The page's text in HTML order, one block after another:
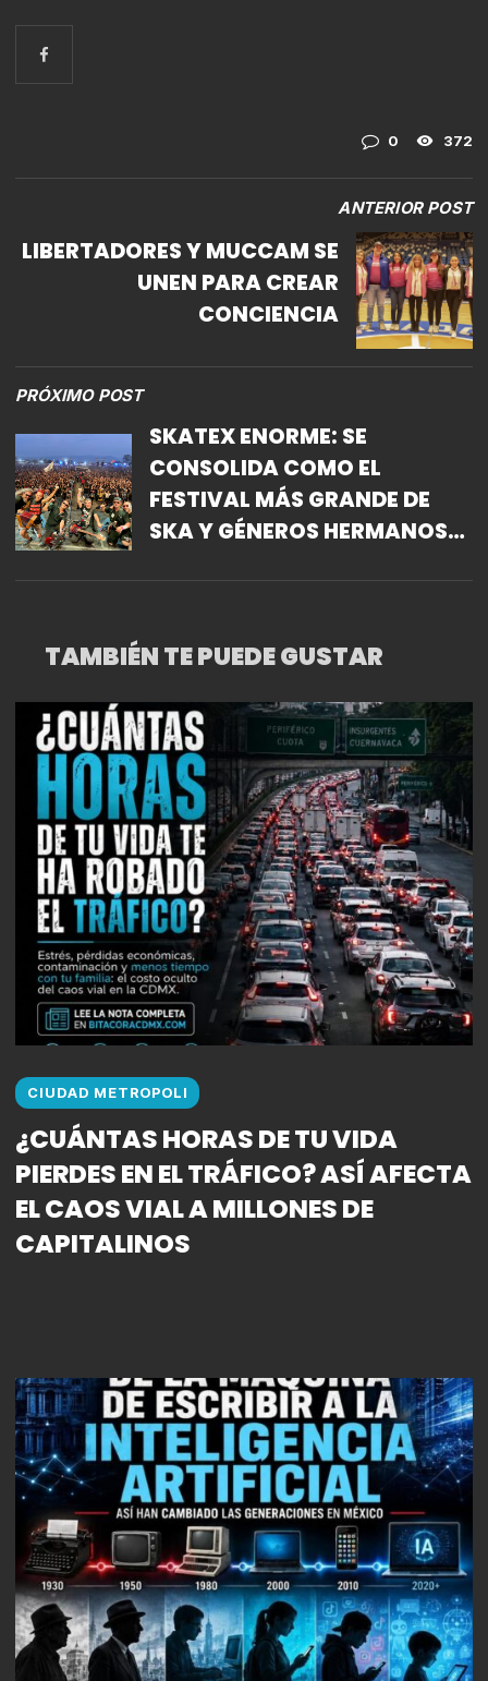
0 372
ANTERIOR POST
LIBERTADORES Y MUCCAM SE
UNEN PARA CREAR
CONCIENCIA
PRÓXIMO POST
SKATEX ENORME: SE
CONSOLIDA COMO EL
FESTIVAL MÁS GRANDE DE
SKA Y GÉNEROS HERMANOS
TAMBIÉN TE PUEDE GUSTAR
CIUDAD METROPOLI
¿CUÁNTAS HORAS DE TU VIDA
PIERDES EN EL TRÁFICO? ASÍ AFECTA
EL CAOS VIAL A MILLONES DE
CAPITALINOS